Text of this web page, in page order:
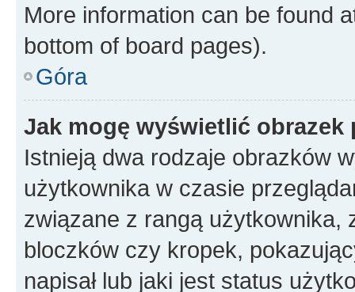
More information can be found
bottom of board pages).
Góra
Jak mogę wyświetlić
Istnieją dwa rodzaje obrazków
użytkownika w czasie
związane z rangą użytkownika,
bloczków czy kropek,
napisał lub jaki jest status